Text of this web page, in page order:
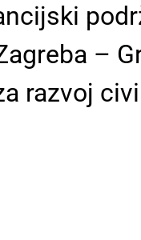
–
razvoj